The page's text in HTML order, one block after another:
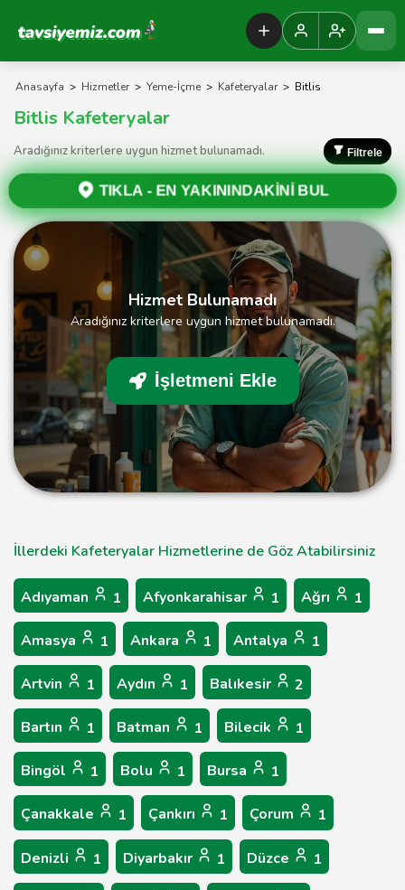
Tavsiyemiz Anasayfa
Anasayfa > Hizmetler > Yeme-İçme > Kafeteryalar > Bitlis
Bitlis Kafeteryalar
Aradığınız kriterlere uygun hizmet bulunamadı. Filtrele
TIKLA -EN YAKININDAKİNİ BUL
Hizmet Bulunamadı
Aradığınız kriterlere uygun hizmet bulunamadı.
İşletmeni Ekle
İllerdeki Kafeteryalar Hizmetlerine de Göz Atabilirsiniz
Adıyaman 1 Afyonkarahisar 1 Ağrı 1
Amasya 1 Ankara 1 Antalya 1
Artvin 1 Aydın 1 Balıkesir 2
Bartın 1 Batman 1 Bilecik 1
Bingöl 1 Bolu 1 Bursa 1
Çanakkale 1 Çankırı 1 Çorum 1
Denizli 1 Diyarbakır 1 Düzce 1